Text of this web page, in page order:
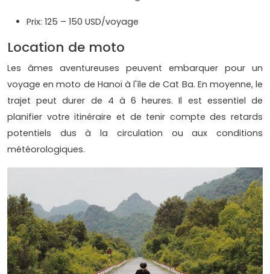
Prix: 125 – 150 USD/voyage
Location de moto
Les âmes aventureuses peuvent embarquer pour un
voyage en moto de Hanoï à l'île de Cat Ba. En moyenne, le
trajet peut durer de 4 à 6 heures. Il est essentiel de
planifier votre itinéraire et de tenir compte des retards
potentiels dus à la circulation ou aux conditions
météorologiques.